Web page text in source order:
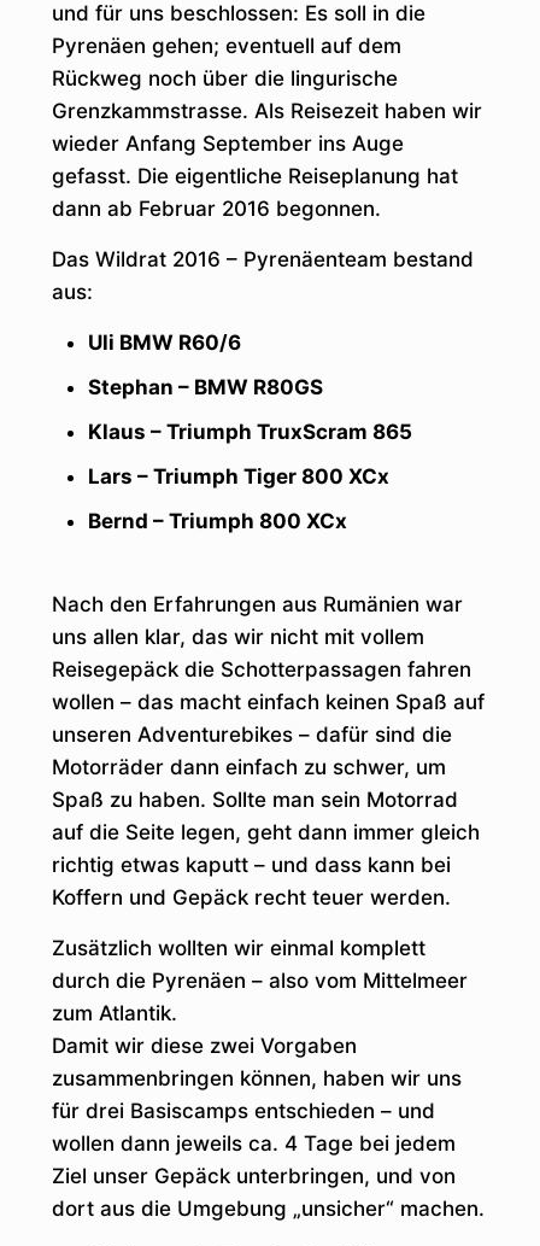
und für uns beschlossen: Es soll in die
Pyrenäen gehen; eventuell auf dem
Rückweg noch über die lingurische
Grenzkammstrasse. Als Reisezeit haben wir
wieder Anfang September ins Auge
gefasst. Die eigentliche Reiseplanung hat
dann ab Februar 2016 begonnen.
Das Wildrat 2016 – Pyrenäenteam bestand
aus:
Uli BMW R60/6
Stephan – BMW R80GS
Klaus – Triumph TruxScram 865
Lars – Triumph Tiger 800 XCx
Bernd – Triumph 800 XCx
Nach den Erfahrungen aus Rumänien war
uns allen klar, das wir nicht mit vollem
Reisegepäck die Schotterpassagen fahren
wollen – das macht einfach keinen Spaß auf
unseren Adventurebikes – dafür sind die
Motorräder dann einfach zu schwer, um
Spaß zu haben. Sollte man sein Motorrad
auf die Seite legen, geht dann immer gleich
richtig etwas kaputt – und dass kann bei
Koffern und Gepäck recht teuer werden.
Zusätzlich wollten wir einmal komplett
durch die Pyrenäen – also vom Mittelmeer
zum Atlantik.
Damit wir diese zwei Vorgaben
zusammenbringen können, haben wir uns
für drei Basiscamps entschieden – und
wollen dann jeweils ca. 4 Tage bei jedem
Ziel unser Gepäck unterbringen, und von
dort aus die Umgebung „unsicher“ machen.